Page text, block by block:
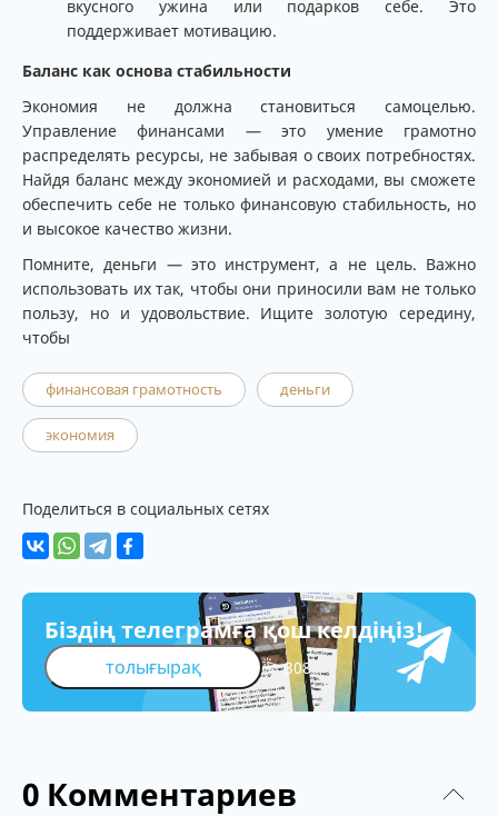
вкусного ужина или подарков себе. Это
поддерживает мотивацию.
Баланс как основа стабильности
Экономия не должна становиться самоцелью.
Управление финансами — это умение грамотно
распределять ресурсы, не забывая о своих потребностях.
Найдя баланс между экономией и расходами, вы сможете
обеспечить себе не только финансовую стабильность, но
и высокое качество жизни.
Помните, деньги — это инструмент, а не цель. Важно
использовать их так, чтобы они приносили вам не только
пользу, но и удовольствие. Ищите золотую середину,
чтобы
финансовая грамотность деньги
экономия
Поделиться в социальных сетях
Біздің телеграмға қош келдіңіз!
толығырақ 308
0 Комментариев